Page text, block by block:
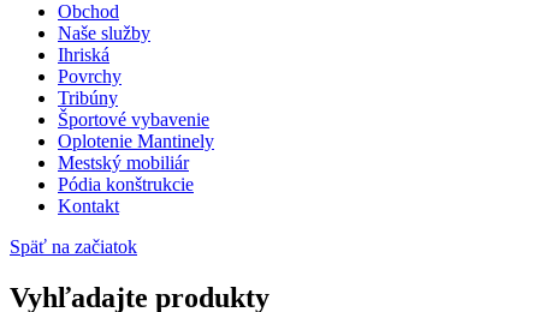
Obchod
Naše služby
Ihriská
Povrchy
Tribúny
Športové vybavenie
Oplotenie Mantinely
Mestský mobiliár
Pódia konštrukcie
Kontakt
Späť na začiatok
Vyhľadajte produkty